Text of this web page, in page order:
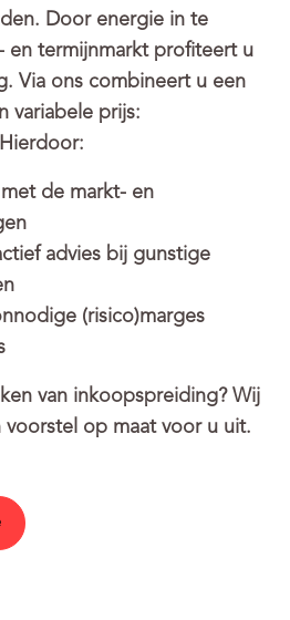
Door energie in te
en termijnmarkt profiteert u
Via ons combineert u een
variabele prijs:
de markt- en
advies bij gunstige
(risico)marges
van inkoopspreiding? Wij
voorstel op maat voor u uit.